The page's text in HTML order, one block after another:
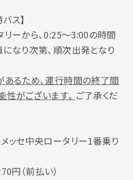
ス】
ーから、0:25〜3:00の時間
なり次第、順次出発となり
るため、運行時間の終了間
がございます。 ご了承くだ
ッセ中央ロータリー1番乗り
円（前払い）